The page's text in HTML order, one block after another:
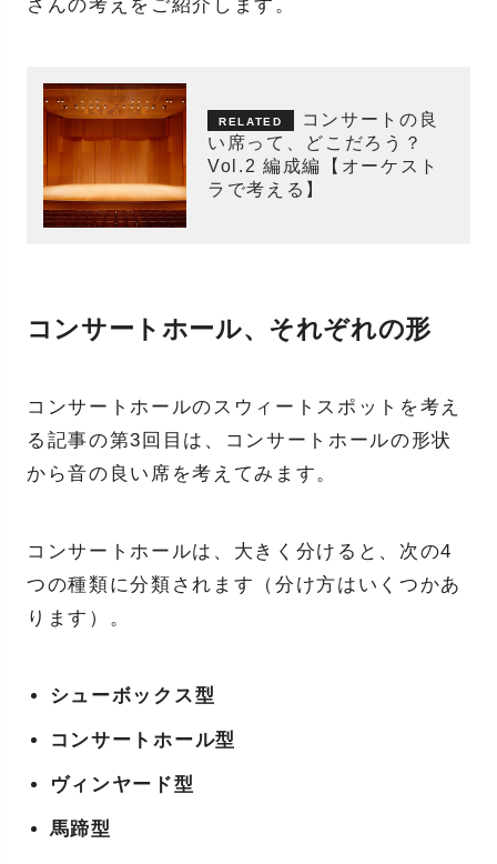
さんの考えをご紹介します。
コンサートの良
い席って、どこだろう？
Vol.2 編成編【オーケスト
ラで考える】
コンサートホール、それぞれの形
コンサートホールのスウィートスポットを考え
る記事の第3回目は、コンサートホールの形状
から音の良い席を考えてみます。
コンサートホールは、大きく分けると、次の4
つの種類に分類されます（分け方はいくつかあ
ります）。
シューボックス型
コンサートホール型
ヴィンヤード型
馬蹄型